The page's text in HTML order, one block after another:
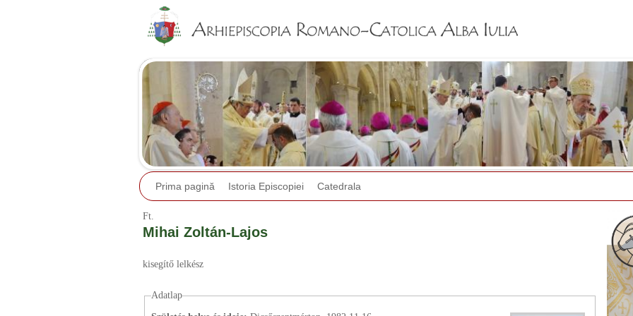
Prima pagină Istoria Episcopiei Catedrala
Ft.
Mihai Zoltán-Lajos
kisegítő lelkész
Adatlap